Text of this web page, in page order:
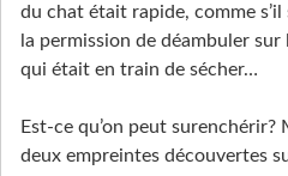
du chat était rapide, comme s’il
la permission de déambuler
qui était en train de sécher…
Est-ce qu’on peut surenchérir?
deux empreintes découvertes